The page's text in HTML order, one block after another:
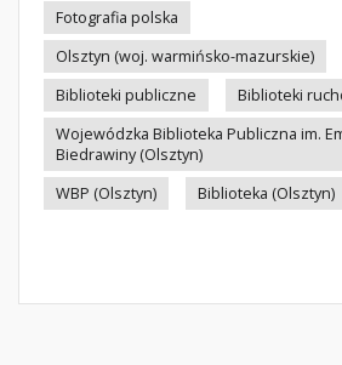
Fotografia polska
Olsztyn (woj. warmińsko-mazurskie)
Biblioteki publiczne
Biblioteki
Wojewódzka Biblioteka Publiczna im.
Biedrawiny (Olsztyn)
WBP (Olsztyn)
Biblioteka (Olsztyn)